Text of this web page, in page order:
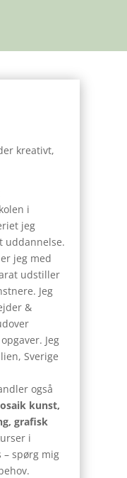
kreativt,
i
jeg
uddannelse.
jeg med
udstiller
Jeg
&
Jeg
Sverige
også
kunst,
grafisk
i
spørg mig